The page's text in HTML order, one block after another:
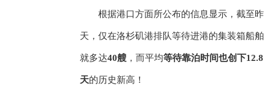
根据港口方面所公布的信息显示，截至昨
天，仅在洛杉矶港排队等待进港的集装箱船舶
就多达40艘，而平均等待靠泊时间也创下12.8
天的历史新高！